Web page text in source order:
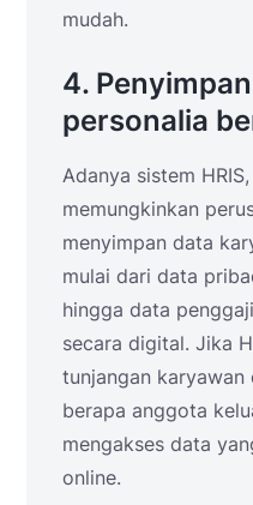
mudah.
4.
personalia
Adanya sistem
memungkinkan
menyimpan data
mulai dari data
hingga data
secara digital. Jika
tunjangan karyawan
berapa anggota
mengakses data
online.